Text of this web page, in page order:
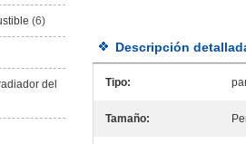
(6)
del
Descripción
Tipo:
Tamaño: